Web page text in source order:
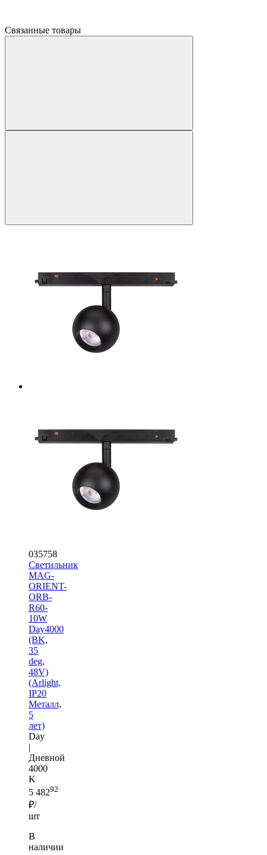
Связанные товары
035758
Светильник
MAG-
ORIENT-
ORB-
R60-
10W
Day4000
(BK,
35
deg,
48V)
(Arlight,
IP20
Металл,
5
лет)
Day
|
Дневной
4000
K
5 48292
₽/
шт
В
наличии